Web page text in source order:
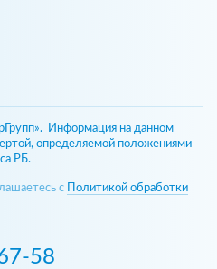
Информация на данном
определяемой положениями
РБ.
с
Политикой обработки
58